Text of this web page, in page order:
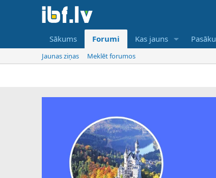
Sākums Forumi Kas jauns
Jaunas ziņas Meklēt forumos
IBF ir tikai